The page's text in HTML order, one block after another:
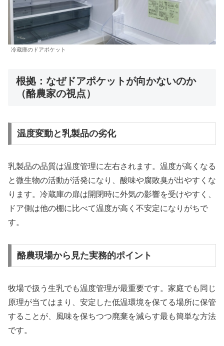
冷蔵庫のドアポケット
根拠：なぜドアポケットが向かないのか
（酪農家の視点）
温度変動と乳製品の劣化
乳製品の品質は温度管理に左右されます。温度が高くなる
と微生物の活動が活発になり、酸味や腐敗臭が出やすくな
ります。冷蔵庫の扉は開閉時に外気の影響を受けやすく、
ドア側は他の棚に比べて温度が高く不安定になりがちで
す。
酪農現場から見た実務的ポイント
牧場で扱う生乳でも温度管理が最重要です。家庭でも同じ
原理が当てはまり、安定した低温環境を保てる場所に保管
することが、風味を保ちつつ廃棄を減らす最も簡単な方法
です。